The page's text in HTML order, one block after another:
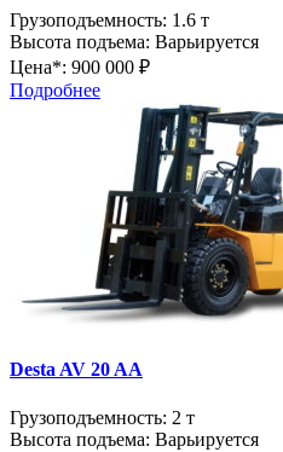
Грузоподъемность: 1.6 т
Высота подъема: Варьируется
Цена*: 900 000 ₽
Подробнее
Desta AV 20 AA
Грузоподъемность: 2 т
Высота подъема: Варьируется